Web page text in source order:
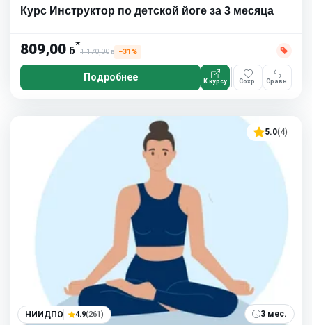
Курс Инструктор по детской йоге за 3 месяца
809,00 ƃ*
1 170,00ƃ −31%
Подробнее К курсу Сохр. Сравн.
5.0(4)
НИИДПО 4.9(261) 3 мес.